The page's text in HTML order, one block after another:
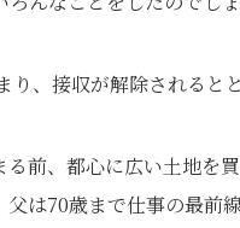
、接収が解除されると
る前、都心に広い土地
は70歳まで仕事の最